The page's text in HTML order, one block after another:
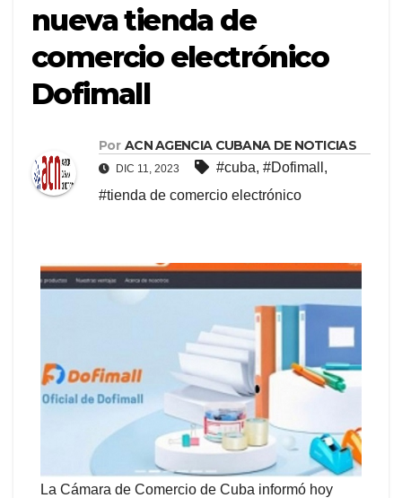
nueva tienda de
comercio electrónico
Dofimall
Por ACN AGENCIA CUBANA DE NOTICIAS
DIC 11, 2023 #cuba, #Dofimall ,
#tienda de comercio electrónico
La Cámara de Comercio de Cuba informó hoy